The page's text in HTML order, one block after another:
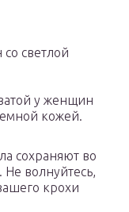
светлой
у женщин
кожей.
сохраняют во
волнуйтесь,
крохи